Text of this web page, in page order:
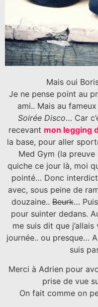
Mais oui
Je ne pense point au
ami.. Mais au
Soirée Disco… Car
recevant mon legging
la base, pour aller
Med Gym (la preuve
quiche ce jour là, moi
pointé… Donc
avec, sous peine de
douzaine.. Beurk…
pour suinter dedans.
me suis dit que
journée.. ou presque…
suis
Merci à Adrien pour
prise de vue
On fait comme on